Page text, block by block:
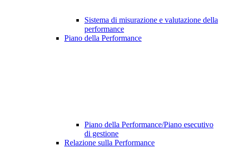
Sistema di misurazione e valutazione della
performance
Piano della Performance
Piano della Performance/Piano esecutivo
di gestione
Relazione sulla Performance